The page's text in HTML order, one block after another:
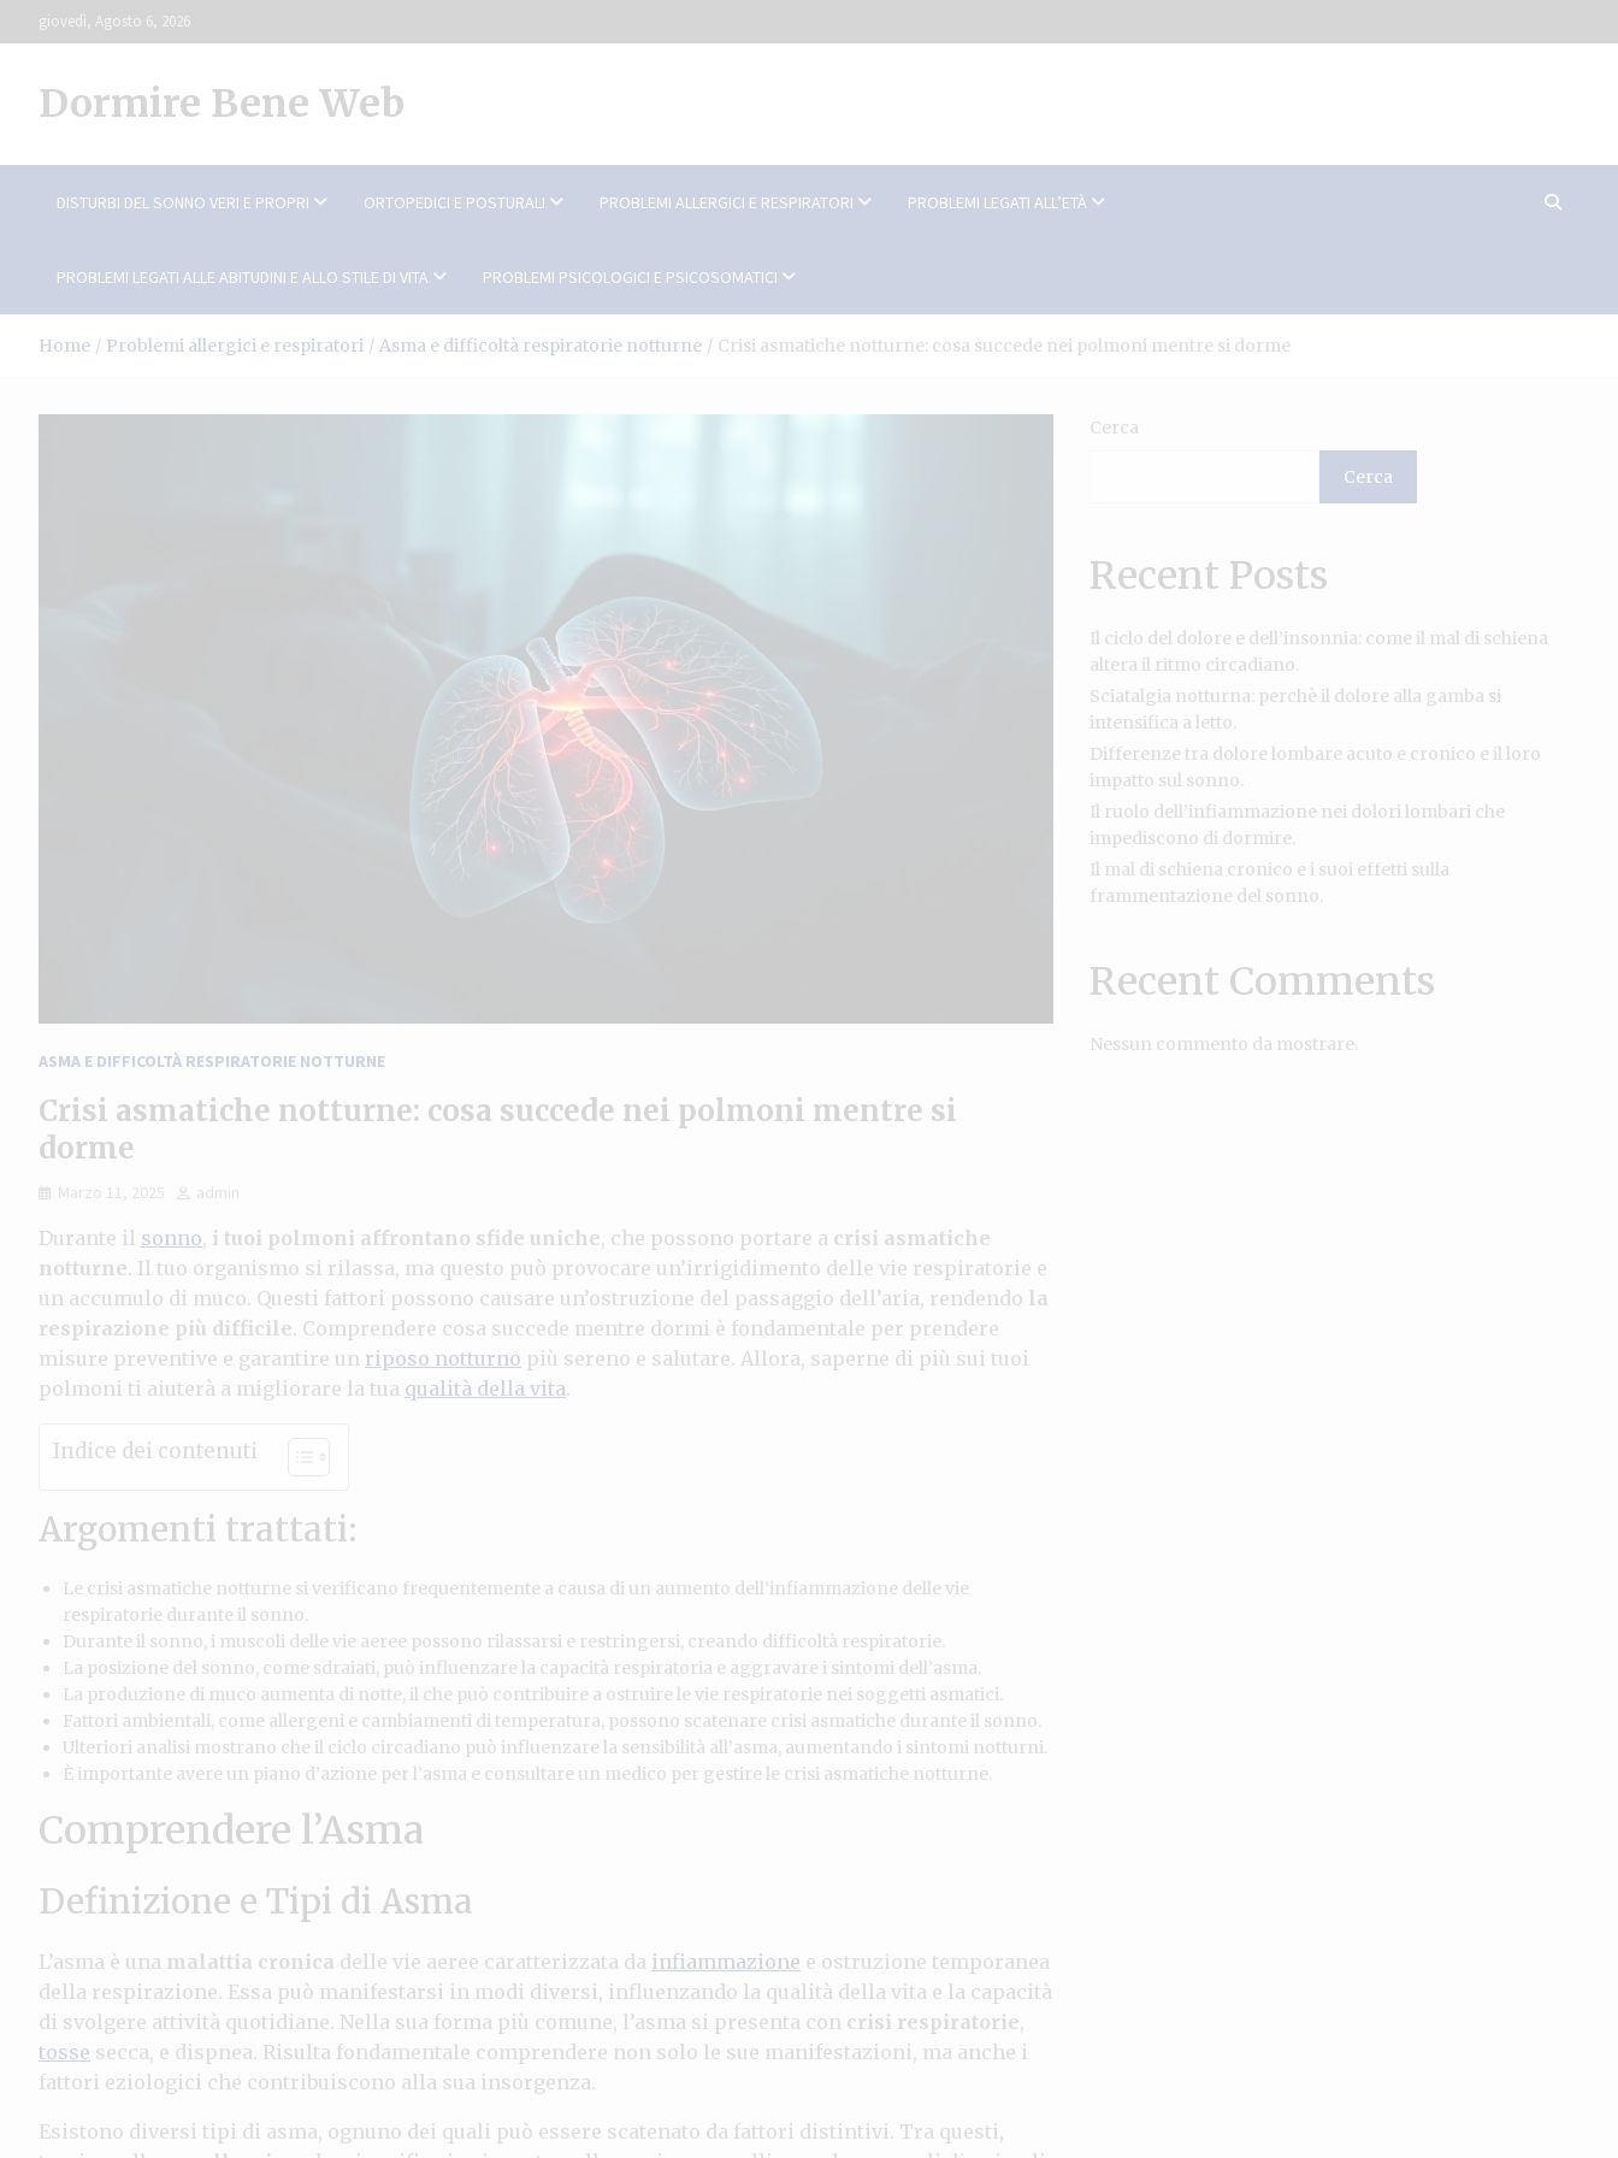
to
giovedì, Agosto 6, 2026
Dormire Bene Web
DISTURBI DEL SONNO VERI E PROPRI ORTOPEDICI E POSTURALI PROBLEMI ALLERGICI E RESPIRATORI PROBLEMI LEGATI ALL’ETÀ
PROBLEMI LEGATI ALLE ABITUDINI E ALLO STILE DI VITA PROBLEMI PSICOLOGICI E PSICOSOMATICI
Home Problemi allergici e respiratori Asma e difficoltà respiratorie notturne Crisi asmatiche notturne: cosa succede nei polmoni mentre si dorme
ASMA E DIFFICOLTÀ RESPIRATORIE NOTTURNE
Crisi asmatiche notturne: cosa succede nei polmoni mentre si
dorme
Marzo 11, 2025 admin
Durante il sonno, i tuoi polmoni affrontano sfide uniche, che possono portare a crisi asmatiche
notturne. Il tuo organismo si rilassa, ma questo può provocare un’irrigidimento delle vie respiratorie e
un accumulo di muco. Questi fattori possono causare un’ostruzione del passaggio dell’aria, rendendo la
respirazione più difficile. Comprendere cosa succede mentre dormi è fondamentale per prendere
misure preventive e garantire un riposo notturno più sereno e salutare. Allora, saperne di più sui tuoi
polmoni ti aiuterà a migliorare la tua qualità della vita.
Indice dei contenuti
Argomenti trattati:
Le crisi asmatiche notturne si verificano frequentemente a causa di un aumento dell’infiammazione delle vie
respiratorie durante il sonno.
Durante il sonno, i muscoli delle vie aeree possono rilassarsi e restringersi, creando difficoltà respiratorie.
La posizione del sonno, come sdraiati, può influenzare la capacità respiratoria e aggravare i sintomi dell’asma.
La produzione di muco aumenta di notte, il che può contribuire a ostruire le vie respiratorie nei soggetti asmatici.
Fattori ambientali, come allergeni e cambiamenti di temperatura, possono scatenare crisi asmatiche durante il sonno.
Ulteriori analisi mostrano che il ciclo circadiano può influenzare la sensibilità all’asma, aumentando i sintomi notturni.
È importante avere un piano d’azione per l’asma e consultare un medico per gestire le crisi asmatiche notturne.
Comprendere l’Asma
Definizione e Tipi di Asma
L’asma è una malattia cronica delle vie aeree caratterizzata da infiammazione e ostruzione temporanea
della respirazione. Essa può manifestarsi in modi diversi, influenzando la qualità della vita e la capacità
di svolgere attività quotidiane. Nella sua forma più comune, l’asma si presenta con crisi respiratorie,
tosse secca, e dispnea. Risulta fondamentale comprendere non solo le sue manifestazioni, ma anche i
fattori eziologici che contribuiscono alla sua insorgenza.
Esistono diversi tipi di asma, ognuno dei quali può essere scatenato da fattori distintivi. Tra questi,
Cerca
Cerca
Recent Posts
Il ciclo del dolore e dell’insonnia: come il mal di schiena
altera il ritmo circadiano.
Sciatalgia notturna: perchè il dolore alla gamba si
intensifica a letto.
Differenze tra dolore lombare acuto e cronico e il loro
impatto sul sonno.
Il ruolo dell’infiammazione nei dolori lombari che
impediscono di dormire.
Il mal di schiena cronico e i suoi effetti sulla
frammentazione del sonno.
Recent Comments
Nessun commento da mostrare.